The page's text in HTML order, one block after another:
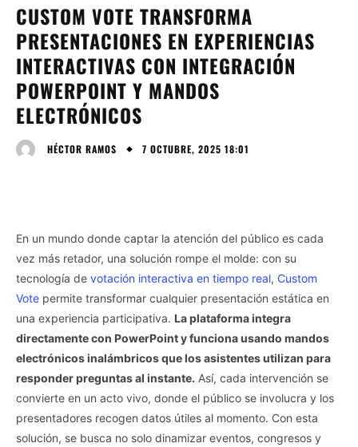
CUSTOM VOTE TRANSFORMA
PRESENTACIONES EN EXPERIENCIAS
INTERACTIVAS CON INTEGRACIÓN
POWERPOINT Y MANDOS
ELECTRÓNICOS
HÉCTOR RAMOS 7 OCTUBRE, 2025 18:01
En un mundo donde captar la atención del público es cada
vez más retador, una solución rompe el molde: con su
tecnología de votación interactiva en tiempo real, Custom
Vote permite transformar cualquier presentación estática en
una experiencia participativa. La plataforma integra
directamente con PowerPoint y funciona usando mandos
electrónicos inalámbricos que los asistentes utilizan para
responder preguntas al instante. Así, cada intervención se
convierte en un acto vivo, donde el público se involucra y los
presentadores recogen datos útiles al momento. Con esta
solución, se busca no solo dinamizar eventos, congresos y